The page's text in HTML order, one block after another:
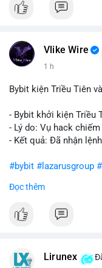
Vlike Wire
1 h
Bybit kiện Triều Tiên
- Bybit khởi kiện Triều
- Lý do: Vụ hack
- Kết quả: Đã nhận
#bybit #lazarusgroup
$btc $eth
#vlikevn #titanbot
Đọc thêm
Lirunex